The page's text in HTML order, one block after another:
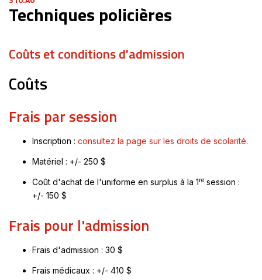
Techniques policières
Coûts et conditions d'admission
Coûts
Frais par session
Inscription : consultez la page sur les droits de scolaritéCe
.
Matériel : +/- 250 $
Coût d'achat de l'uniforme en surplus à la 1re session :
+/- 150 $
Frais pour l'admission
Frais d'admission : 30 $
Frais médicaux : +/- 410 $